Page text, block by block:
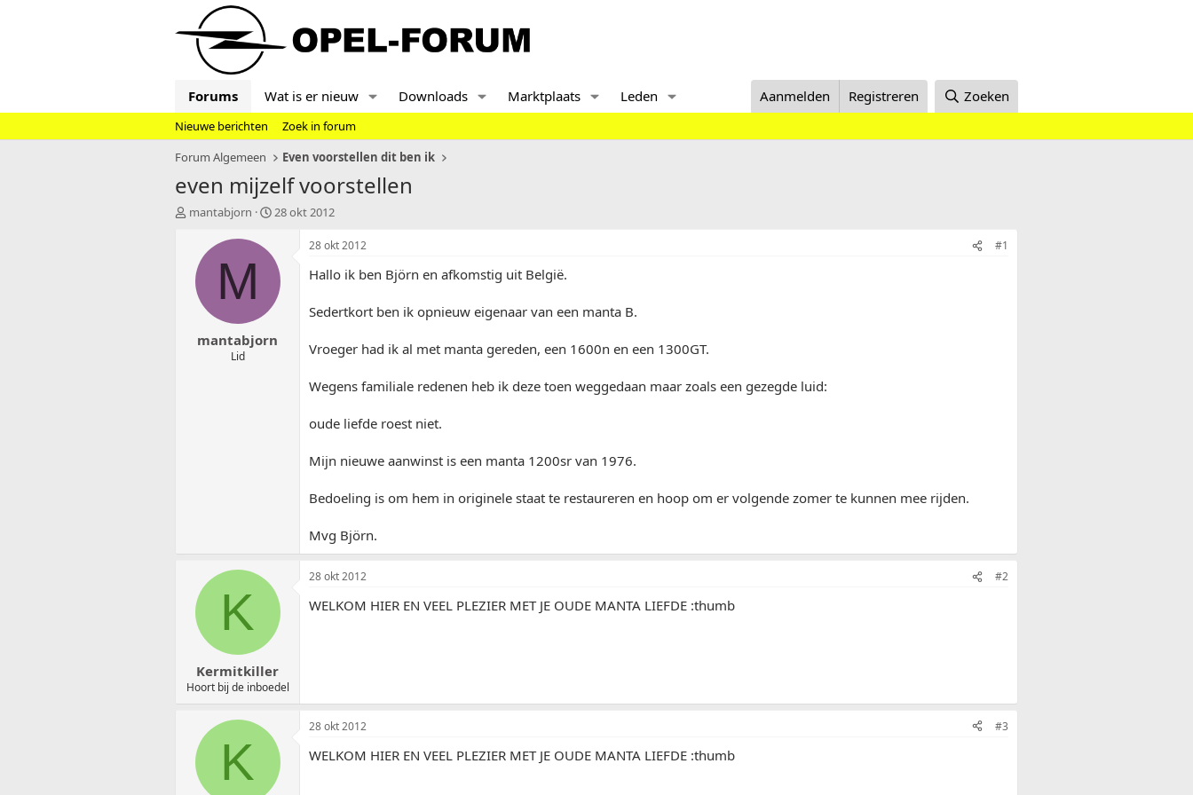
Forums Wat is er nieuw Downloads Marktplaats Leden Aanmelden Registreren Zoeken
Nieuwe berichten
Zoek in forum
Forum Algemeen
Even voorstellen dit ben ik
even mijzelf voorstellen
T
mantabjorn
S
r
d
a
u
28 okt 2012
M
mantabjorn
Lid
28 okt 2012 #1
Hallo ik ben Björn en afkomstig uit België.
Sedertkort ben ik opnieuw eigenaar van een manta B.
Vroeger had ik al met manta gereden, een 1600n en een 1300GT.
Wegens familiale redenen heb ik deze toen weggedaan maar zoals een gezegde luid:
oude liefde roest niet.
Mijn nieuwe aanwinst is een manta 1200sr van 1976.
Bedoeling is om hem in originele staat te restaureren en hoop om er volgende zomer te kunnen mee rijden.
Mvg Björn.
K
Kermitkiller
Hoort bij de inboedel
28 okt 2012 #2
WELKOM HIER EN VEEL PLEZIER MET JE OUDE MANTA LIEFDE :thumb
K
28 okt 2012 #3
WELKOM HIER EN VEEL PLEZIER MET JE OUDE MANTA LIEFDE :thumb